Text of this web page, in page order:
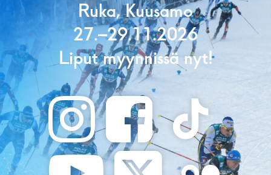
Ruka, Kuusamo
27.–29.11.2026
Liput myynnissä nyt!